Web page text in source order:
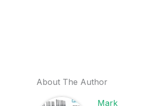
About The Author
Mark